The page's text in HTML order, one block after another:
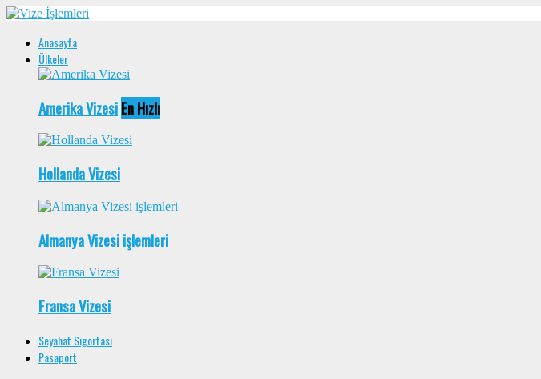
Anasayfa
Ülkeler
Amerika VizesiEn Hızlı
Hollanda Vizesi
Almanya Vizesi işlemleri
Fransa Vizesi
Seyahat Sigortası
Pasaport